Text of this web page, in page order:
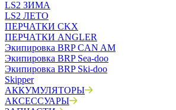
LS2 ЗИМА
LS2 ЛЕТО
ПЕРЧАТКИ CKX
ПЕРЧАТКИ ANGLER
Экипировка BRP CAN AM
Экипировка BRP Sea-doo
Экипировка BRP Ski-doo
Skipper
АККУМУЛЯТОРЫ
АКСЕССУАРЫ